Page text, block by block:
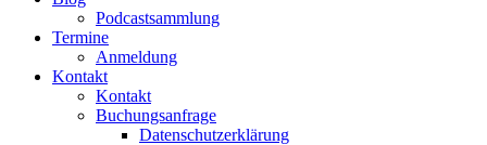
Podcastsammlung
Termine
Anmeldung
Kontakt
Kontakt
Buchungsanfrage
Datenschutzerklärung